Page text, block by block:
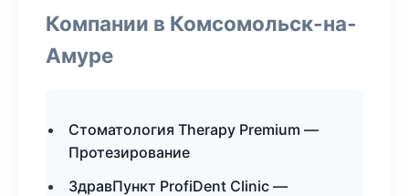
Компании в Комсомольск-на-
Амуре
Стоматология Therapy Premium —
Протезирование
ЗдравПункт ProfiDent Clinic —